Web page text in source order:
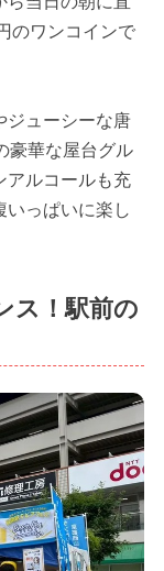
のワンコインで
ジューシーな唐
豪華な屋台グル
ルコールも充
いっぱいに楽し
ス！駅前の